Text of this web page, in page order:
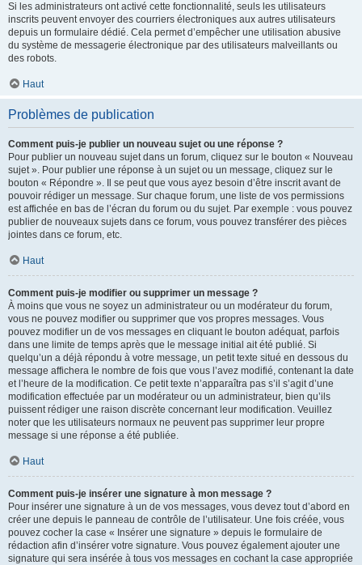
Si les administrateurs ont activé cette fonctionnalité, seuls les utilisateurs
inscrits peuvent envoyer des courriers électroniques aux autres utilisateurs
depuis un formulaire dédié. Cela permet d’empêcher une utilisation abusive
du système de messagerie électronique par des utilisateurs malveillants ou
des robots.
Haut
Problèmes de publication
Comment puis-je publier un nouveau sujet ou une réponse ?
Pour publier un nouveau sujet dans un forum, cliquez sur le bouton « Nouveau
sujet ». Pour publier une réponse à un sujet ou un message, cliquez sur le
bouton « Répondre ». Il se peut que vous ayez besoin d’être inscrit avant de
pouvoir rédiger un message. Sur chaque forum, une liste de vos permissions
est affichée en bas de l’écran du forum ou du sujet. Par exemple : vous pouvez
publier de nouveaux sujets dans ce forum, vous pouvez transférer des pièces
jointes dans ce forum, etc.
Haut
Comment puis-je modifier ou supprimer un message ?
À moins que vous ne soyez un administrateur ou un modérateur du forum,
vous ne pouvez modifier ou supprimer que vos propres messages. Vous
pouvez modifier un de vos messages en cliquant le bouton adéquat, parfois
dans une limite de temps après que le message initial ait été publié. Si
quelqu’un a déjà répondu à votre message, un petit texte situé en dessous du
message affichera le nombre de fois que vous l’avez modifié, contenant la date
et l’heure de la modification. Ce petit texte n’apparaîtra pas s’il s’agit d’une
modification effectuée par un modérateur ou un administrateur, bien qu’ils
puissent rédiger une raison discrète concernant leur modification. Veuillez
noter que les utilisateurs normaux ne peuvent pas supprimer leur propre
message si une réponse a été publiée.
Haut
Comment puis-je insérer une signature à mon message ?
Pour insérer une signature à un de vos messages, vous devez tout d’abord en
créer une depuis le panneau de contrôle de l’utilisateur. Une fois créée, vous
pouvez cocher la case « Insérer une signature » depuis le formulaire de
rédaction afin d’insérer votre signature. Vous pouvez également ajouter une
signature qui sera insérée à tous vos messages en cochant la case appropriée